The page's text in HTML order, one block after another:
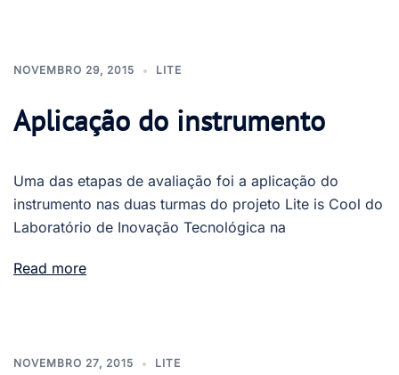
NOVEMBRO 29, 2015 LITE
Aplicação do instrumento
Uma das etapas de avaliação foi a aplicação do
instrumento nas duas turmas do projeto Lite is Cool do
Laboratório de Inovação Tecnológica na
Read more
NOVEMBRO 27, 2015 LITE